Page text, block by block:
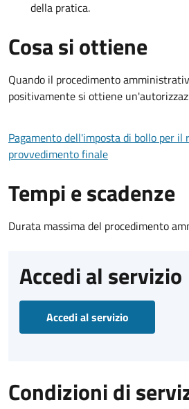
della pratica.
Cosa si ottiene
Quando il procedimento
positivamente si ottiene
Pagamento dell'imposta di bollo per il
provvedimento finale
Tempi e scadenze
Durata massima del procedimento
Accedi al servizio
Accedi al servizio
Condizioni di